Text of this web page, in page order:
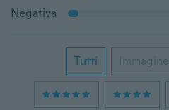
Negativa
Tutti Immagine